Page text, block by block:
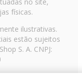
físicas.
ilustrativas.
estão sujeitos
S. A. CNPJ: